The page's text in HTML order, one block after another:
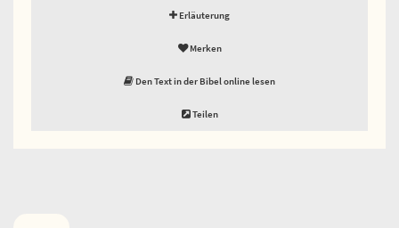
Erläuterung
Merken
Den Text in der Bibel online lesen
Teilen